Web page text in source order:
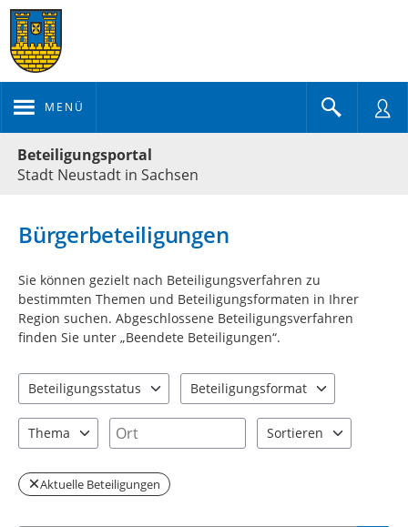
MENÜ
Beteiligungsportal
Stadt Neustadt in Sachsen
Bürgerbeteiligungen
Sie können gezielt nach Beteiligungsverfahren zu
bestimmten Themen und Beteiligungsformaten in Ihrer
Region suchen. Abgeschlossene Beteiligungsverfahren
finden Sie unter „Beendete Beteiligungen“.
Beteiligungsstatus
Beteiligungsformat
Thema
Ort
Sortieren
Aktuelle Beteiligungen